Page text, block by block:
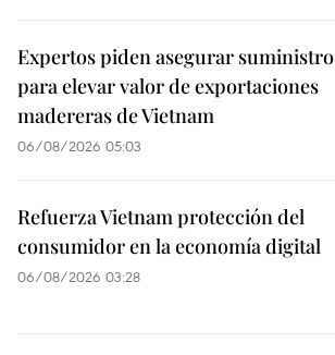
Expertos piden asegurar suministro
para elevar valor de exportaciones
madereras de Vietnam
06/08/2026 05:03
Refuerza Vietnam protección del
consumidor en la economía digital
06/08/2026 03:28